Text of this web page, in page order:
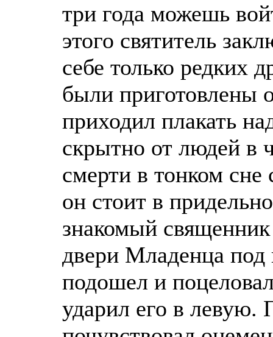
три года можешь
этого святитель
себе только редких
были приготовлены
приходил плакать
скрытно от людей в
смерти в тонком сне
он стоит в
знакомый
двери Младенца под
подошел и
ударил его в левую.